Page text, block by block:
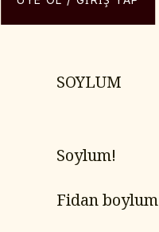
SOYLUM
Soylum!
Fidan boylum